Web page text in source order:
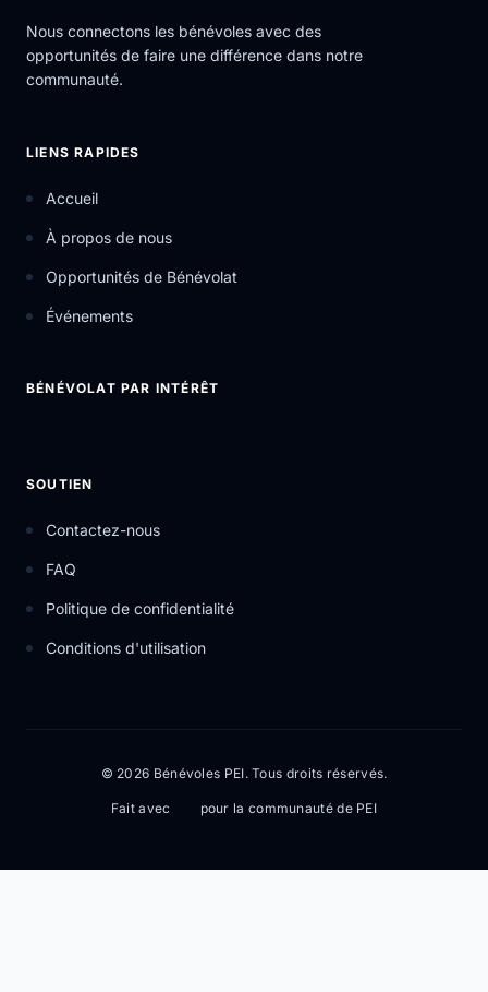
Nous connectons les bénévoles avec des
opportunités de faire une différence dans notre
communauté.
LIENS RAPIDES
Accueil
À propos de nous
Opportunités de Bénévolat
Événements
BÉNÉVOLAT PAR INTÉRÊT
SOUTIEN
Contactez-nous
FAQ
Politique de confidentialité
Conditions d'utilisation
© 2026 Bénévoles PEI. Tous droits réservés.
Fait avec pour la communauté de PEI